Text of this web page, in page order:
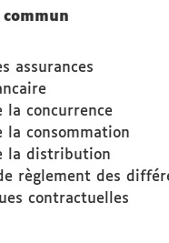
commun
assurances
la concurrence
la consommation
la distribution
règlement des
contractuelles